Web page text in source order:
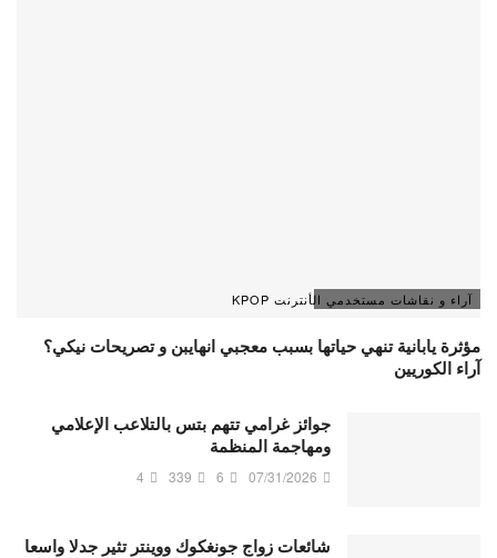
آراء و نقاشات مستخدمي الأنترنت KPOP
مؤثرة يابانية تنهي حياتها بسبب معجبي انهايبن و تصريحات نيكي؟
آراء الكوريين
جوائز غرامي تتهم بتس بالتلاعب الإعلامي
ومهاجمة المنظمة
07/31/2026
6
339
4
شائعات زواج جونغكوك ووينتر تثير جدلا واسعا